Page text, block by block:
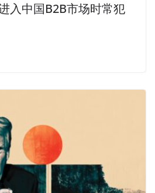
入中国B2B市场时常犯